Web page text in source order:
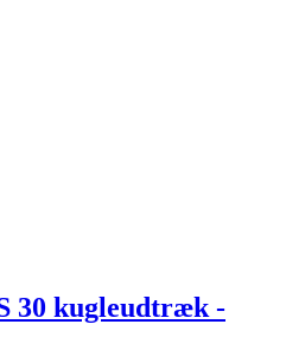
30 kugleudtræk -